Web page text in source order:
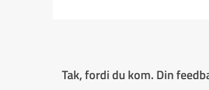
Tak, fordi du kom. Din